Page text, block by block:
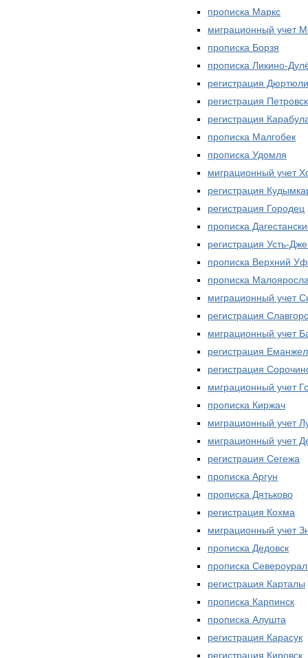
прописка Маркс
миграционный учет
прописка Борзя
прописка Ликино-
регистрация Дюртюли
регистрация Петровск
регистрация
прописка Малгобек
прописка Удомля
миграционный учет
регистрация
регистрация Городец
прописка
регистрация Усть-
прописка Верхний
прописка
миграционный учет
регистрация
миграционный учет
регистрация
регистрация
миграционный учет
прописка Киржач
миграционный учет
миграционный учет
регистрация Сегежа
прописка Аргун
прописка Дятьково
регистрация Кохма
миграционный учет
прописка Дедовск
прописка
регистрация Карталы
прописка Карпинск
прописка Алушта
регистрация Карасук
регистрация Кировск